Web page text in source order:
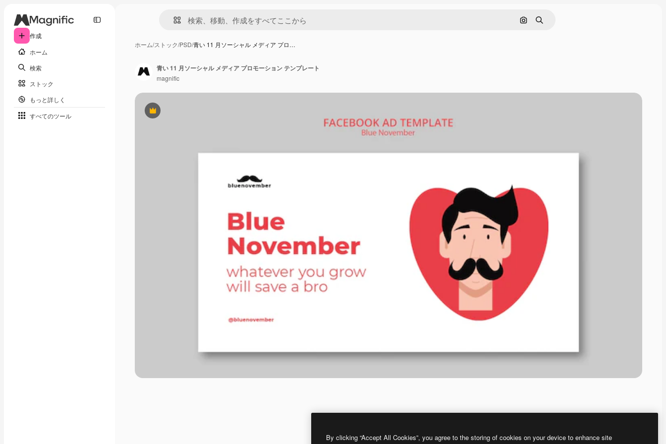
作成
ホーム
検索
ストック
もっと詳しく
すべてのツール
画像で検索
検索
ホーム/ストック/PSD/青い 11 月ソーシャル メディア プロ…
Premium
青い 11 月ソーシャル メディア プロモーション テンプレート
magnific
By clicking “Accept All Cookies”, you agree to the storing of cookies on your device to enhance site